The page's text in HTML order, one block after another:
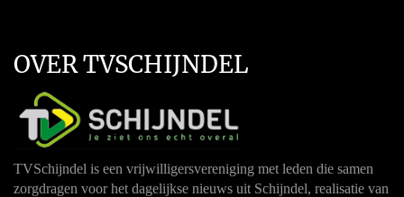
OVER TVSCHIJNDEL
TVSchijndel is een vrijwilligersvereniging met leden die samen
zorgdragen voor het dagelijkse nieuws uit Schijndel, realisatie van